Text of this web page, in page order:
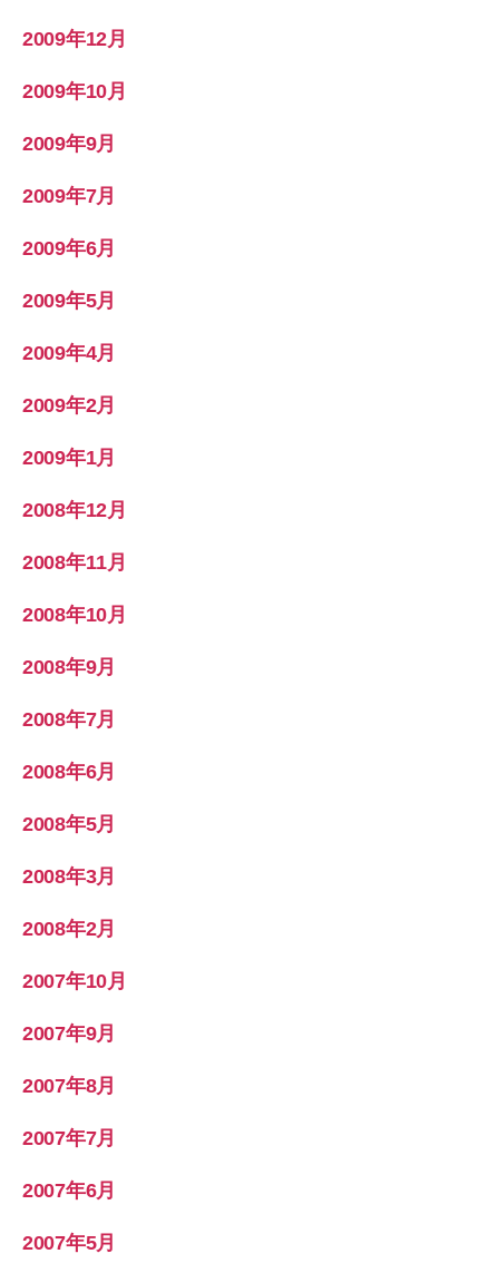
2009年12月
2009年10月
2009年9月
2009年7月
2009年6月
2009年5月
2009年4月
2009年2月
2009年1月
2008年12月
2008年11月
2008年10月
2008年9月
2008年7月
2008年6月
2008年5月
2008年3月
2008年2月
2007年10月
2007年9月
2007年8月
2007年7月
2007年6月
2007年5月